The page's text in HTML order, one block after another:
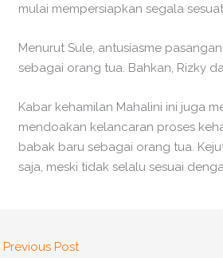
mulai mempersiapkan segala
Menurut Sule, antusiasme
sebagai orang tua. Bahkan, Rizky
Kabar kehamilan Mahalini ini juga
mendoakan kelancaran proses
babak baru sebagai orang tua.
saja, meski tidak selalu sesuai
Previous Post